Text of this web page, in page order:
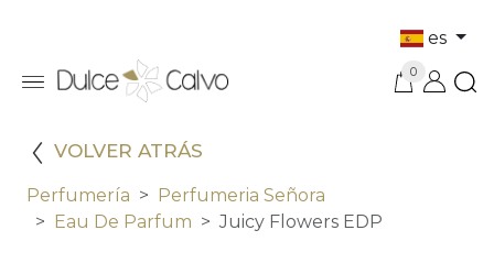
es
0
VOLVER ATRÁS
Perfumería
Perfumeria Señora
Eau De Parfum
Juicy Flowers EDP